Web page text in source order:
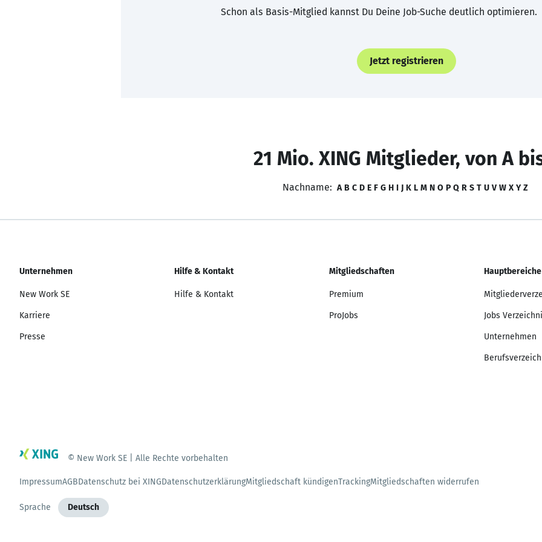
Schon als Basis-Mitglied kannst Du Deine Job-Suche deutlich optimieren.
Jetzt registrieren
21 Mio. XING Mitglieder, von A
Nachname: A B C D E F G H I J K L M N O P Q R S T U V W X Y Z
Unternehmen
New Work SE
Karriere
Presse
Hilfe & Kontakt
Hilfe & Kontakt
Mitgliedschaften
Premium
ProJobs
Hauptbereiche
Jobs
Unternehmen
© New Work SE | Alle Rechte vorbehalten
ImpressumAGBDatenschutz bei XINGDatenschutzerklärungMitgliedschaft kündigenTrackingMitgliedschaften widerrufen
Sprache Deutsch